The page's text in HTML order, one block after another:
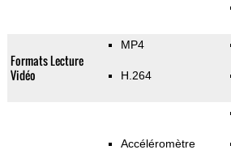
Formats Lecture
Vidéo
MP4
H.264
Accéléromètre